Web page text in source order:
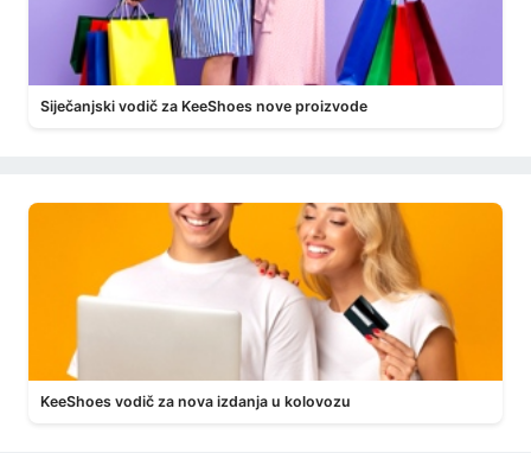
Siječanjski vodič za KeeShoes nove proizvode
KeeShoes vodič za nova izdanja u kolovozu